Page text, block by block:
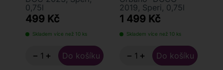
0,75l
499 Kč
Skladem více než 10 ks
− +
2019, Speri, 0,75l
1 499 Kč
Skladem více než 10 ks
− +